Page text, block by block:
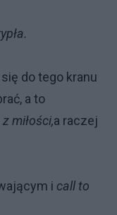
do tego kranu
a to
z miłości,a raczej
i call to